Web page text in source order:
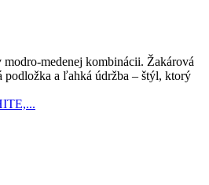
medenej kombinácii. Žakárová
podložka a ľahká údržba – štýl, ktorý